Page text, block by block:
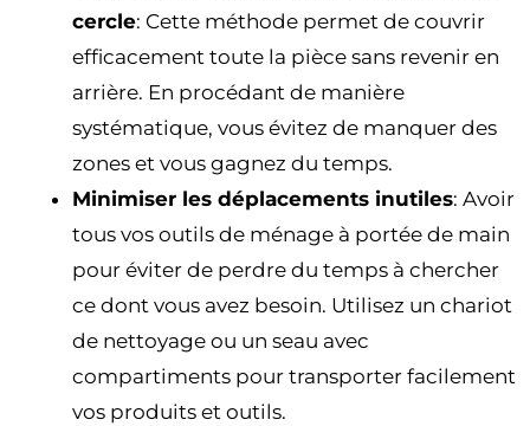
cercle: Cette méthode permet de couvrir
efficacement toute la pièce sans revenir en
arrière. En procédant de manière
systématique, vous évitez de manquer des
zones et vous gagnez du temps.
Minimiser les déplacements inutiles: Avoir
tous vos outils de ménage à portée de main
pour éviter de perdre du temps à chercher
ce dont vous avez besoin. Utilisez un chariot
de nettoyage ou un seau avec
compartiments pour transporter facilement
vos produits et outils.